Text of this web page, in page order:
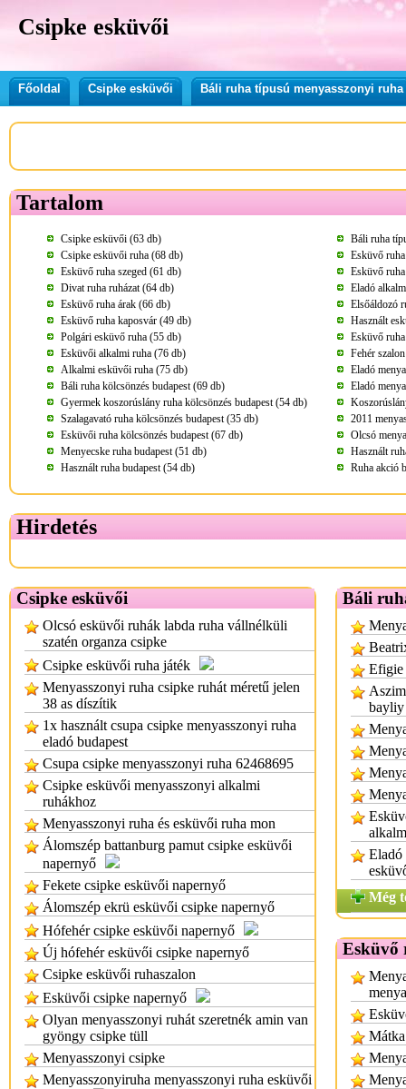
Csipke esküvői
Főoldal Csipke esküvői Báli ruha típusú menyasszonyi ruha
Tartalom
Csipke esküvői (63 db)
Báli ruha
Csipke esküvői ruha (68 db)
Esküvő
Esküvő ruha szeged (61 db)
Esküvő
Divat ruha ruházat (64 db)
Eladó
Esküvő ruha árak (66 db)
Elsőáldozó
Esküvő ruha kaposvár (49 db)
Használt
Polgári esküvő ruha (55 db)
Esküvő
Esküvői alkalmi ruha (76 db)
Fehér
Alkalmi esküvői ruha (75 db)
Eladó
Báli ruha kölcsönzés budapest (69 db)
Eladó
Gyermek koszorúslány ruha kölcsönzés budapest (54 db)
Szalagavató ruha kölcsönzés budapest (35 db)
2011
Esküvői ruha kölcsönzés budapest (67 db)
Olcsó
Menyecske ruha budapest (51 db)
Használt
Használt ruha budapest (54 db)
Ruha akció
Hirdetés
Csipke esküvői
Olcsó esküvői ruhák labda ruha vállnélküli
szatén organza csipke
Csipke esküvői ruha játék
Menyasszonyi ruha csipke ruhát méretű jelen
38 as díszítik
1x használt csupa csipke menyasszonyi ruha
eladó budapest
Csupa csipke menyasszonyi ruha 62468695
Csipke esküvői menyasszonyi alkalmi
ruhákhoz
Menyasszonyi ruha és esküvői ruha mon
Álomszép battanburg pamut csipke esküvői
napernyő
Fekete csipke esküvői napernyő
Álomszép ekrü esküvői csipke napernyő
Hófehér csipke esküvői napernyő
Új hófehér esküvői csipke napernyő
Csipke esküvői ruhaszalon
Esküvői csipke napernyő
Olyan menyasszonyi ruhát szeretnék amin van
gyöngy csipke tüll
Menyasszonyi csipke
Menyasszonyiruha menyasszonyi ruha esküvői
Báli
Efigie
bayliy
Eladó
Még
Esküvő